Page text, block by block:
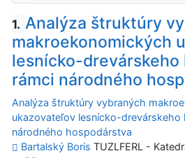
1. Analýza štruktúry
makroekonomických
lesnícko-drevárskeho
rámci národného
Analýza štruktúry vybraných
ukazovateľov lesnícko-drevárskeho
národného hospodárstva
Bartalský Boris TUZLFERL -